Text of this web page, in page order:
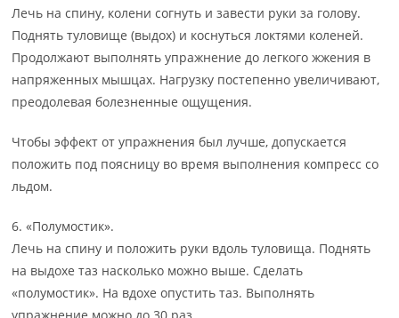
Лечь на спину, колени согнуть и завести руки за голову.
Поднять туловище (выдох) и коснуться локтями коленей.
Продолжают выполнять упражнение до легкого жжения в
напряженных мышцах. Нагрузку постепенно увеличивают,
преодолевая болезненные ощущения.
Чтобы эффект от упражнения был лучше, допускается
положить под поясницу во время выполнения компресс со
льдом.
6. «Полумостик».
Лечь на спину и положить руки вдоль туловища. Поднять
на выдохе таз насколько можно выше. Сделать
«полумостик». На вдохе опустить таз. Выполнять